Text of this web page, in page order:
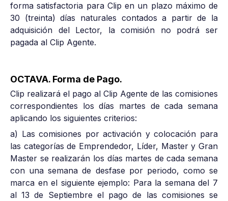
forma satisfactoria para Clip en un plazo máximo de
30 (treinta) días naturales contados a partir de la
adquisición del Lector, la comisión no podrá ser
pagada al Clip Agente.
OCTAVA. Forma de Pago.
Clip realizará el pago al Clip Agente de las comisiones
correspondientes los días martes de cada semana
aplicando los siguientes criterios:
a) Las comisiones por activación y colocación para
las categorías de Emprendedor, Líder, Master y Gran
Master se realizarán los días martes de cada semana
con una semana de desfase por periodo, como se
marca en el siguiente ejemplo: Para la semana del 7
al 13 de Septiembre el pago de las comisiones se